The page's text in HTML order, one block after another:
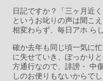
日記ですか？「三ヶ月近
というお叱りの声は聞こ
相変わらず、毎日アホ ら
確か去年も同じ頃一気に
に失せていき、ぽっかり
方通行なので、誹謗・ 中
しのお便りもないからで